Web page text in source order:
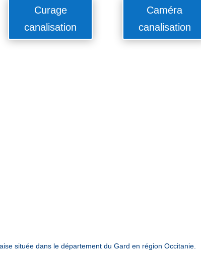
Curage
canalisation
Caméra
canalisation
située dans le département du Gard en région Occitanie.